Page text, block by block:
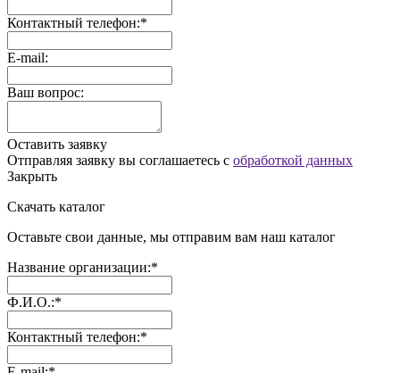
Контактный телефон:*
E-mail:
Ваш вопрос:
Оставить заявку
Отправляя заявку вы соглашаетесь с обработкой данных
Закрыть
Скачать каталог
Оставьте свои данные, мы отправим вам наш каталог
Название организации:*
Ф.И.О.:*
Контактный телефон:*